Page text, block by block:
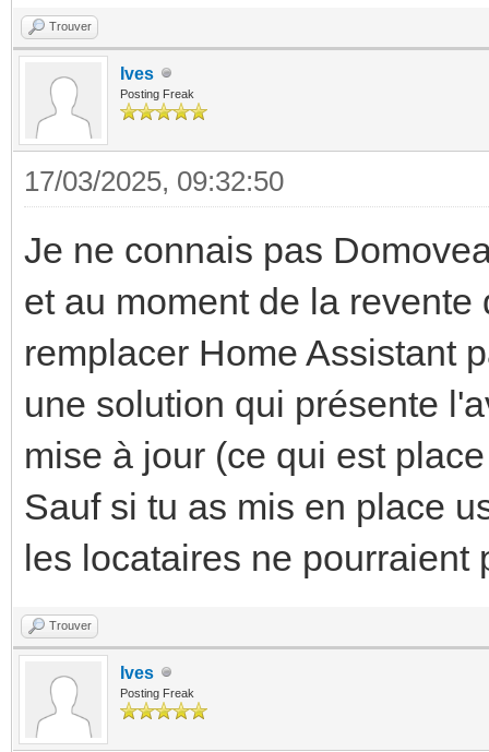
Trouver
Ives
Posting Freak
17/03/2025, 09:32:50
Je ne connais pas
et au moment de la
remplacer Home Assistant
une solution qui présente
mise à jour (ce qui est
Sauf si tu as mis en place
les locataires ne pourraient
Trouver
Ives
Posting Freak